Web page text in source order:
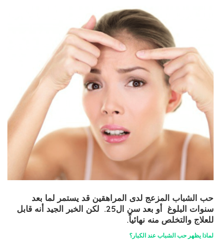
حب الشباب المزعج لدى المراهقين قد يستمر لما بعد
سنوات البلوغ أو بعد سن ال25. لكن الخبر الجيد أنه قابل
للعلاج والتخلص منه نهائياً.
لماذا يظهر حب الشباب عند الكبار؟